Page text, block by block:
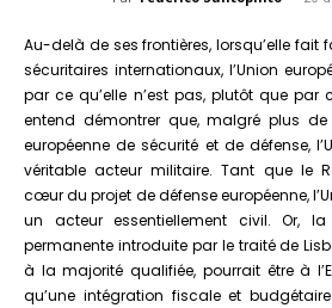
Au-delà de ses frontières, lorsqu’elle fait
sécuritaires internationaux, l’Union
par ce qu’elle n’est pas, plutôt que par
entend démontrer que, malgré plus
européenne de sécurité et de défense,
véritable acteur militaire. Tant que le
cœur du projet de défense européenne,
un acteur essentiellement civil. Or, la
permanente introduite par le traité de
à la majorité qualifiée, pourrait être à
qu’une intégration fiscale et